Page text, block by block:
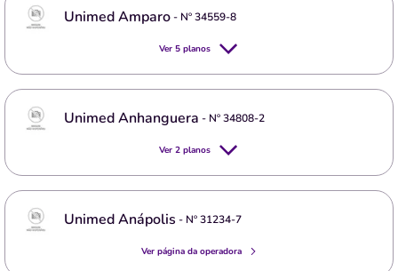
Unimed Amparo- Nº34559-8
Ver 5 planos
Unimed Anhanguera - Nº34808-2
Ver 2 planos
Unimed Anápolis - Nº31234-7
Ver página da operadora